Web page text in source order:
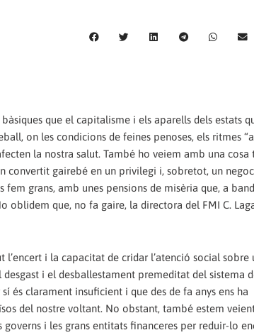
que el capitalisme i els aparells dels estats
on les condicions de feines penoses, els ritmes “a
la nostra salut. També ho veiem amb una cosa
convertit gairebé en un privilegi i, sobretot, un
grans, amb unes pensions de misèria que, a
oblidem que, no fa gaire, la directora del FMI C.
i la capacitat de cridar l’atenció social sobre
i el desballestament premeditat del sistema
és clarament insuficient i que des de fa anys ens ha
del nostre voltant. No obstant, també estem
i les grans entitats financeres per reduir-lo